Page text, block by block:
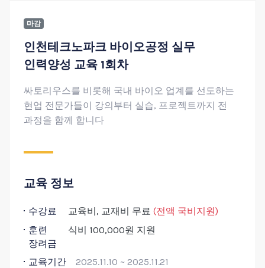
마감
인천테크노파크 바이오공정 실무
인력양성 교육 1회차
싸토리우스를 비롯해 국내 바이오 업계를 선도하는
현업 전문가들이 강의부터 실습, 프로젝트까지 전
과정을 함께 합니다
교육 정보
수강료 교육비, 교재비 무료 (전액 국비지원)
훈련
장려금
식비 100,000원 지원
교육기간
2025.11.10 ~ 2025.11.21